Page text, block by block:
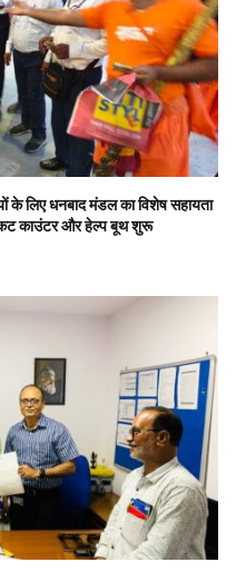
के लिए धनबाद मंडल का विशेष सहायता
काउंटर और हेल्प बूथ शुरू